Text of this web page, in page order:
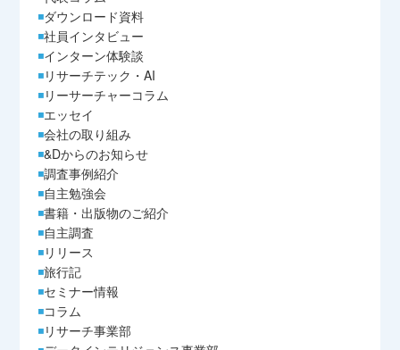
ダウンロード資料
社員インタビュー
インターン体験談
リサーチテック・AI
リーサーチャーコラム
エッセイ
会社の取り組み
&Dからのお知らせ
調査事例紹介
自主勉強会
書籍・出版物のご紹介
自主調査
リリース
旅行記
セミナー情報
コラム
リサーチ事業部